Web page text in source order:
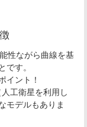
性ながら曲線を基
す。
イント！
工衛星を利用し
モデルもありま